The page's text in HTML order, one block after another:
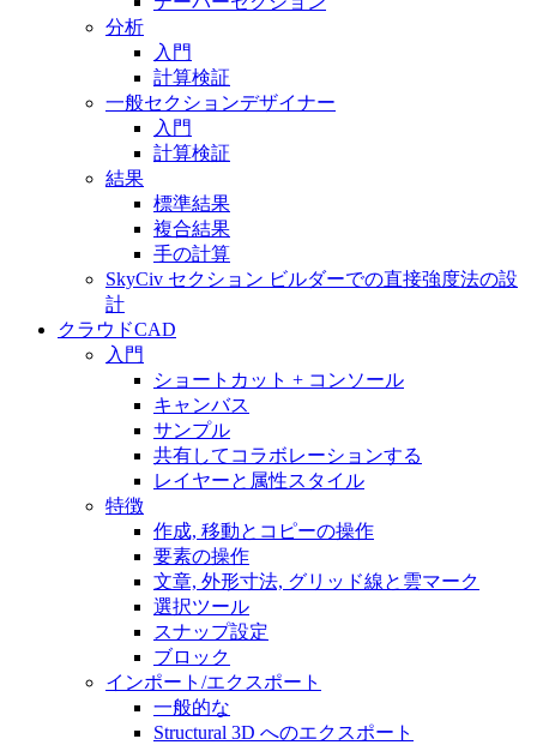
分析
入門
計算検証
一般セクションデザイナー
入門
計算検証
結果
標準結果
複合結果
手の計算
SkyCiv セクション ビルダーでの直接強度法の設
計
クラウドCAD
入門
ショートカット + コンソール
キャンバス
サンプル
共有してコラボレーションする
レイヤーと属性スタイル
特徴
作成, 移動とコピーの操作
要素の操作
文章, 外形寸法, グリッド線と雲マーク
選択ツール
スナップ設定
ブロック
インポート/エクスポート
一般的な
Structural 3D へのエクスポート